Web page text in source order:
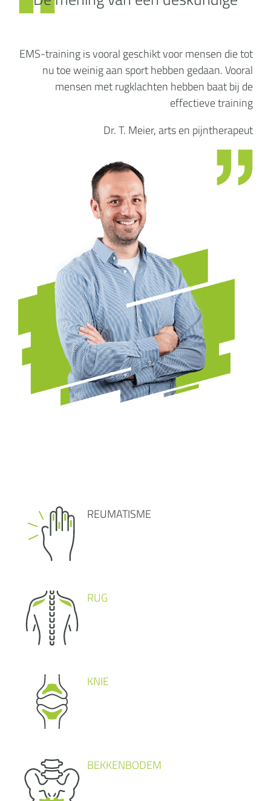
EMS-training is vooral geschikt voor mensen die tot
nu toe weinig aan sport hebben gedaan. Vooral
mensen met rugklachten hebben baat bij de
effectieve training
Dr. T. Meier, arts en pijntherapeut
REUMATISME
RUG
KNIE
BEKKENBODEM